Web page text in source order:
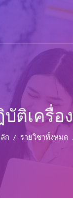
ติเครื่อ
ก รายวิชาทั้งหมด